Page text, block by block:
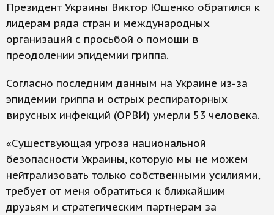
Президент Украины Виктор Ющенко обратился к
лидерам ряда стран и международных
организаций с просьбой о помощи в
преодолении эпидемии гриппа.
Согласно последним данным на Украине из-за
эпидемии гриппа и острых респираторных
вирусных инфекций (ОРВИ) умерли 53 человека.
«Существующая угроза национальной
безопасности Украины, которую мы не можем
нейтрализовать только собственными усилиями,
требует от меня обратиться к ближайшим
друзьям и стратегическим партнерам за